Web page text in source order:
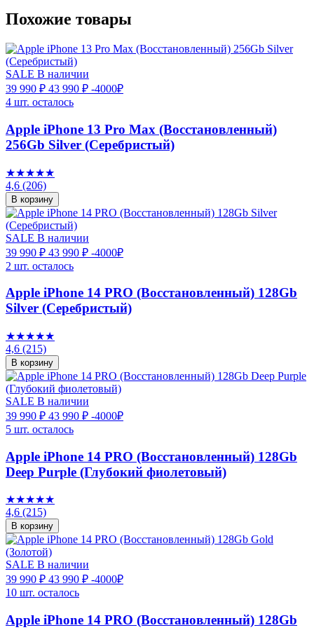
Похожие товары
SALE В наличии
39 990 ₽ 43 990 ₽ -4000₽
4 шт. осталось
Apple iPhone 13 Pro Max (Восстановленный)
256Gb Silver (Серебристый)
★★★★★
4,6 (206)
В корзину
SALE В наличии
39 990 ₽ 43 990 ₽ -4000₽
2 шт. осталось
Apple iPhone 14 PRO (Восстановленный) 128Gb
Silver (Серебристый)
★★★★★
4,6 (215)
В корзину
SALE В наличии
39 990 ₽ 43 990 ₽ -4000₽
5 шт. осталось
Apple iPhone 14 PRO (Восстановленный) 128Gb
Deep Purple (Глубокий фиолетовый)
★★★★★
4,6 (215)
В корзину
SALE В наличии
39 990 ₽ 43 990 ₽ -4000₽
10 шт. осталось
Apple iPhone 14 PRO (Восстановленный) 128Gb